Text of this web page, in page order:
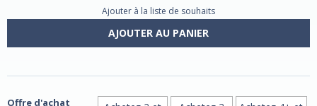
mélange
pour
boisson
aux
électrolytes
7,3g
pour
électrolytes
7,3g
Ajouter à la liste de souhaits
AJOUTER AU PANIER
Offre d'achat